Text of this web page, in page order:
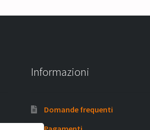
Informazioni
Domande frequenti